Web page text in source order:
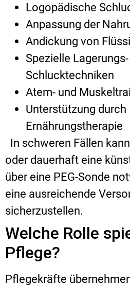
Logopädische
Anpassung der
Andickung von
Spezielle
Schlucktechniken
Atem- und
Unterstützung durch
Ernährungstherapie
In schweren Fällen
oder dauerhaft eine
über eine PEG-Sonde
eine ausreichende
sicherzustellen.
Welche Rolle
Pflege?
Pflegekräfte